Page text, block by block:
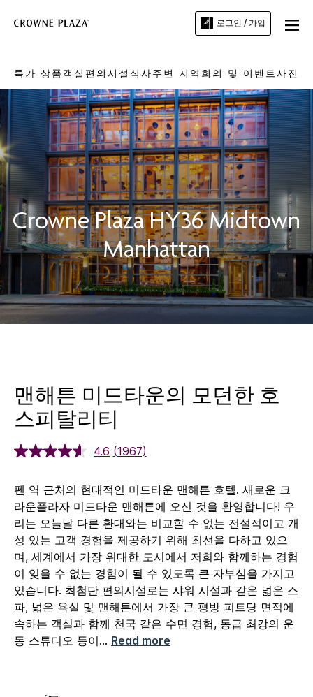
로그인 / 가입
특가 상품 객실 편의시설 식사주변 지역 회의 및 이벤트 사진
Crowne Plaza HY36 Midtown
Manhattan
맨해튼 미드타운의 모던한 호
스피탈리티
4.6 (1967)
펜 역 근처의 현대적인 미드타운 맨해튼 호텔. 새로운 크
라운플라자 미드타운 맨해튼에 오신 것을 환영합니다! 우
리는 오늘날 다른 환대와는 비교할 수 없는 전설적이고 개
성 있는 고객 경험을 제공하기 위해 최선을 다하고 있으
며, 세계에서 가장 위대한 도시에서 저희와 함께하는 경험
이 잊을 수 없는 경험이 될 수 있도록 큰 자부심을 가지고
있습니다. 최첨단 편의시설로는 샤워 시설과 같은 넓은 스
파, 넓은 욕실 및 맨해튼에서 가장 큰 평방 피트당 면적에
속하는 객실과 함께 천국 같은 수면 경험, 동급 최강의 운
동 스튜디오 등이... Read more